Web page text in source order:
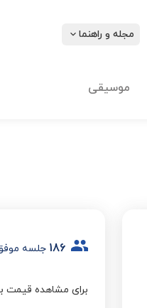
مجله و راهنما
موسیقی
186 جلسه
برای مشاهده قیمت